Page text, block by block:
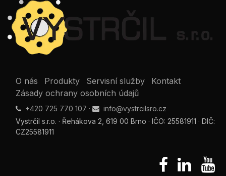
O nás Produkty Servisní služby
Kontakt
Zásady ochrany osobních údajů
+420 725 770 107 ·
info@vystrcilsro.cz
Vystrčil s.r.o. · Řehákova 2, 619 00 Brno · IČO: 25581911 · DIČ:
CZ25581911